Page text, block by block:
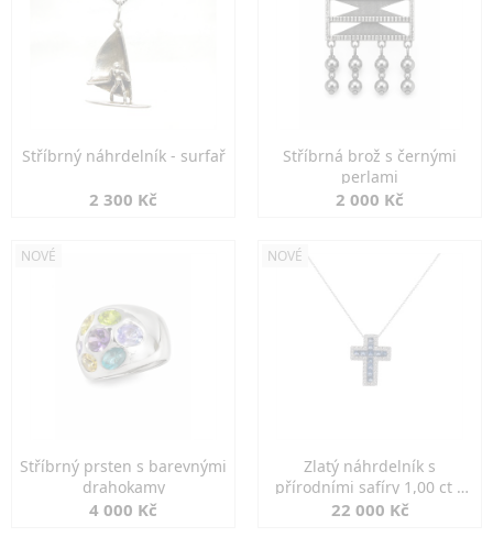
Stříbrný náhrdelník - surfař
2 300 Kč
Stříbrná brož s černými
perlami
2 000 Kč
NOVÉ
Stříbrný prsten s barevnými
drahokamy
4 000 Kč
NOVÉ
Zlatý náhrdelník s
přírodními safíry 1,00 ct a
diamanty
22 000 Kč